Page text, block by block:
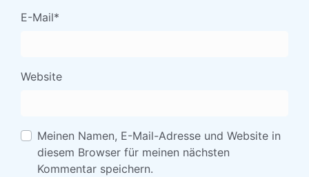
E-Mail*
Website
Meinen Namen, E-Mail-Adresse und Website in
diesem Browser für meinen nächsten
Kommentar speichern.